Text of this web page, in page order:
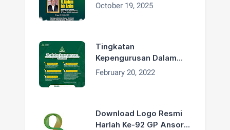
H. Addin Jauharudin,
October 19, 2025
Tingkatan
Kepengurusan Dalam
Organisasi GP Ansor
February 20, 2022
Download Logo Resmi
Harlah Ke-92 GP Ansor